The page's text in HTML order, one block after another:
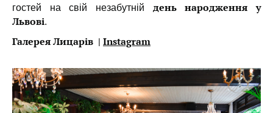
гостей на свій незабутній день народження у
Львові.
Галерея Лицарів | Instagram